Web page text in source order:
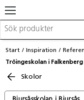
Möbler & inredning
Lekplatsutrustning &
Leka
Barnvagnar &
Start Inspiration
Tröingeskolan i Falkenberg
Skolor